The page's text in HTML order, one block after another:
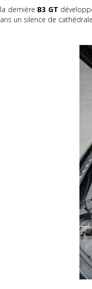
dernière B3 GT
un silence de